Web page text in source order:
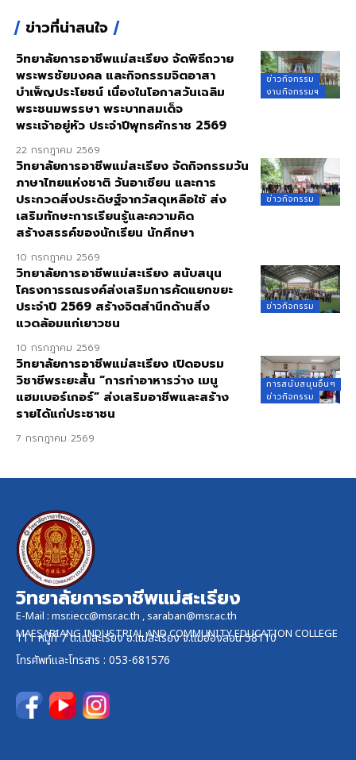
ข่าวที่น่าสนใจ
ข่าวกิจกรรม
งานกิจกรรมฯ
วิทยาลัยการอาชีพแม่สะเรียง จัดพิธีถวาย
พระพรชัยมงคล และกิจกรรมจิตอาสา
บำเพ็ญประโยชน์ เนื่องในโอกาสวันเฉลิม
พระชนมพรรษา พระบาทสมเด็จ
พระเจ้าอยู่หัว ประจำปีพุทธศักราช 2569
22 กรกฎาคม 2569
ข่าวกิจกรรม
วิทยาลัยการอาชีพแม่สะเรียง จัดกิจกรรมวัน
ภาษาไทยแห่งชาติ วันอาเซียน และการ
ประกวดสิ่งประดิษฐ์จากวัสดุเหลือใช้ ส่ง
เสริมทักษะการเรียนรู้และความคิด
สร้างสรรค์ของนักเรียน นักศึกษา
10 กรกฎาคม 2569
ข่าวกิจกรรม
วิทยาลัยการอาชีพแม่สะเรียง สนับสนุน
โครงการรณรงค์ส่งเสริมการคัดแยกขยะ
ประจำปี 2569 สร้างจิตสำนึกด้านสิ่ง
แวดล้อมแก่เยาวชน
10 กรกฎาคม 2569
การสนับสนุนอื่นๆ
ข่าวกิจกรรม
วิทยาลัยการอาชีพแม่สะเรียง เปิดอบรม
วิชาชีพระยะสั้น “การทำอาหารว่าง เมนู
แฮมเบอร์เกอร์” ส่งเสริมอาชีพและสร้าง
รายได้แก่ประชาชน
7 กรกฎาคม 2569
วิทยาลัยการอาชีพแม่สะเรียง
E-Mail : msr.iecc@msr.ac.th ,saraban@msr.ac.th
MAESARIANG INDUSTRIAL AND COMMUNITY EDUCATION COLLEGE
111 หมู่ที่ 7 ต.แม่สะเรียง อ.แม่สะเรียง จ.แม่ฮ่องสอน 58110
โทรศัพท์และโทรสาร : 053-681576